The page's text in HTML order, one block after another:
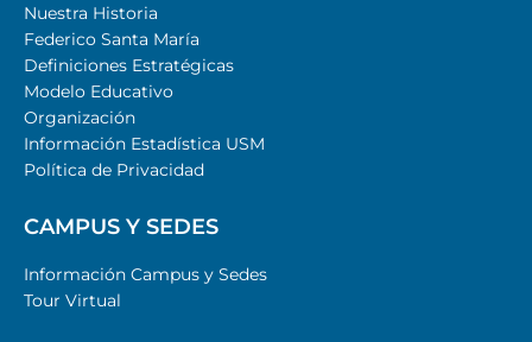
Nuestra Historia
Federico Santa María
Definiciones Estratégicas
Modelo Educativo
Organización
Información Estadística USM
Política de Privacidad
CAMPUS Y SEDES
Información Campus y Sedes
Tour Virtual